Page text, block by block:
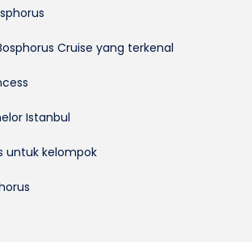
Cruise yang terkenal
Istanbul
untuk kelompok